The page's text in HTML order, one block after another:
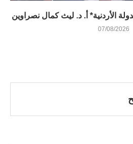
الأردنية* أ. د. ليث كمال نصراوين
07/08/2026